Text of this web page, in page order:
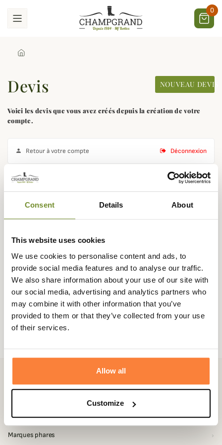
Consent Details About
This website uses cookies
We use cookies to personalise content and ads, to
provide social media features and to analyse our traffic.
We also share information about your use of our site with
our social media, advertising and analytics partners who
may combine it with other information that you’ve
provided to them or that they’ve collected from your use
of their services.
Allow all
Customize
0
NOUVEAU DEVIS
Devis
Voici les devis que vous avez créés depuis la création de votre
compte.
 Retour à votre compte Déconnexion
Rejoignez la communauté
Champgrand
première commande.
Email
S'inscrire
Vous pouvez vous désinscrire à tout moment. Vous trouverez pour cela nos
informations de contact dans les conditions d'utilisation du site.
Navigation
Marques phares